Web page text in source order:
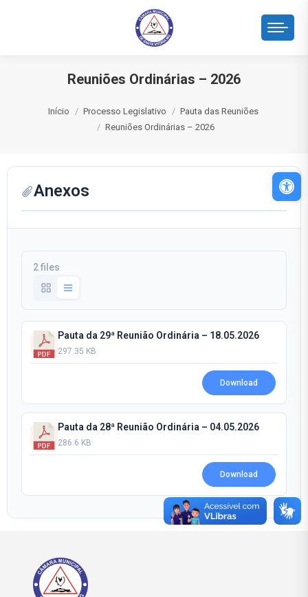
Reuniões Ordinárias – 2026
Início Processo Legislativo
Pauta das Reuniões
Reuniões Ordinárias – 2026
Anexos
2 files
Pauta da 29ª Reunião Ordinária – 18.05.2026
297.35 KB
Download
Pauta da 28ª Reunião Ordinária – 04.05.2026
286.6 KB
Download